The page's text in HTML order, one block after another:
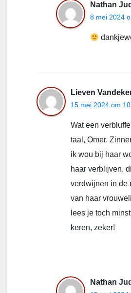
Nathan
8 mei 2024
Lieven
15 mei 2024 om
Wat een
taal, Omer.
ik wou bij haar
haar verblijven,
verdwijnen in de
van haar
lees je toch
keren, zeker!
Nathan